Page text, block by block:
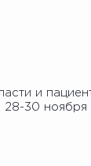
и
30 ноября